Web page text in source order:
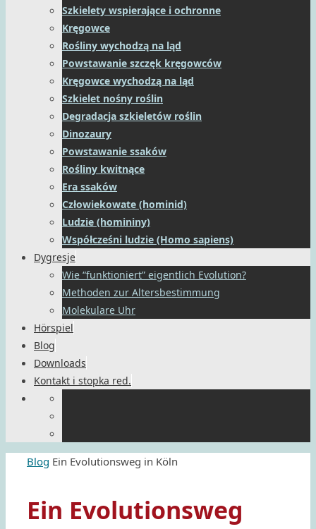
Szkielety wspierające i ochronne
Kręgowce
Rośliny wychodzą na ląd
Powstawanie szczęk kręgowców
Kręgowce wychodzą na ląd
Szkielet nośny roślin
Degradacja szkieletów roślin
Dinozaury
Powstawanie ssaków
Rośliny kwitnące
Era ssaków
Człowiekowate (hominid)
Ludzie (homininy)
Współcześni ludzie (Homo sapiens)
Dygresje
Wie “funktioniert” eigentlich Evolution?
Methoden zur Altersbestimmung
Molekulare Uhr
Hörspiel
Blog
Downloads
Kontakt i stopka red.
Home
Blog Ein Evolutionsweg in Köln
Ein Evolutionsweg